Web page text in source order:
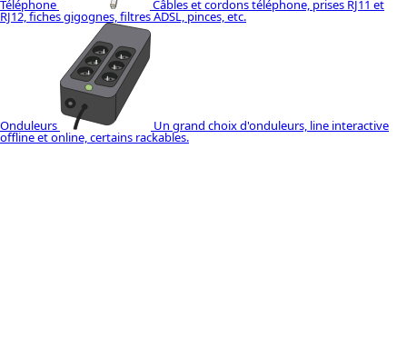
Téléphone Câbles et cordons téléphone, prises RJ11 et
RJ12, fiches gigognes, filtres ADSL, pinces, etc.
Onduleurs Un grand choix d'onduleurs, line interactive
offline et online, certains rackables.